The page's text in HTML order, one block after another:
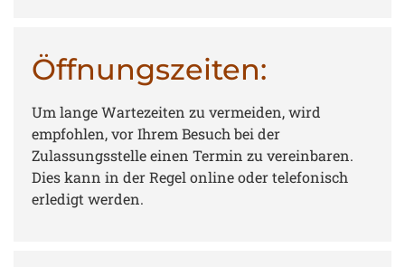
Öffnungszeiten:
Um lange Wartezeiten zu vermeiden, wird
empfohlen, vor Ihrem Besuch bei der
Zulassungsstelle einen Termin zu vereinbaren.
Dies kann in der Regel online oder telefonisch
erledigt werden.